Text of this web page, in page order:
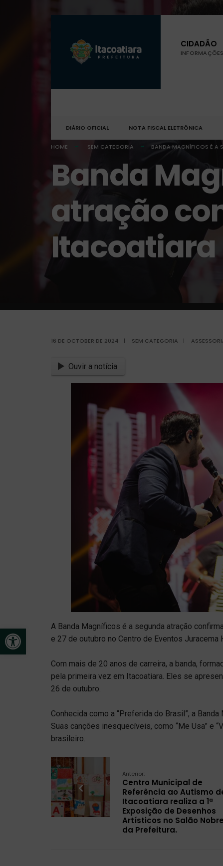
Open toolbar
CIDADÃO
DIÁRIO OFICIAL NOTA FISCAL ELETRÔNICA
HOME SEM CATEGORIA BANDA MAGNÍFICOS É A
Banda
atração
Itacoatiara
16 DE OCTOBER DE 2024 | SEM CATEGORIA |
Ouvir a notícia
A Banda Magníficos é a segunda atração
e 27 de outubro no Centro de Eventos Juracema
Com mais de 20 anos de carreira, a banda,
pela primeira vez em Itacoatiara. Eles se
26 de outubro.
Conhecida como a “Preferida do Brasil”, a
Suas canções inesquecíveis, como “Me Usa” e
brasileiro.
Anterior:
Centro Municipal de
Referência ao Autismo
Itacoatiara realiza a 1ª
Exposição de Desenhos
Artísticos no Salão Nobre
da Prefeitura.